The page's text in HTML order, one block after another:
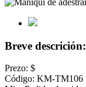
Breve descrición:
Prezo: $
Código: KM-TM106